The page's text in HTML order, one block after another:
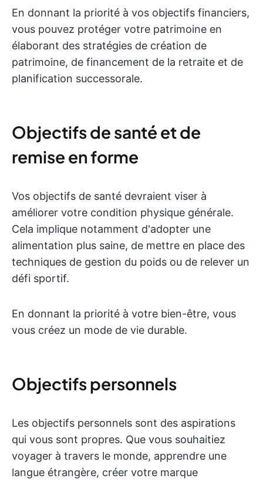
En donnant la priorité à vos objectifs financiers,
vous pouvez protéger votre patrimoine en
élaborant des stratégies de création de
patrimoine, de financement de la retraite et de
planification successorale.
Objectifs de santé et de
remise en forme
Vos objectifs de santé devraient viser à
améliorer votre condition physique générale.
Cela implique notamment d'adopter une
alimentation plus saine, de mettre en place des
techniques de gestion du poids ou de relever un
défi sportif.
En donnant la priorité à votre bien-être, vous
vous créez un mode de vie durable.
Objectifs personnels
Les objectifs personnels sont des aspirations
qui vous sont propres. Que vous souhaitiez
voyager à travers le monde, apprendre une
langue étrangère, créer votre marque